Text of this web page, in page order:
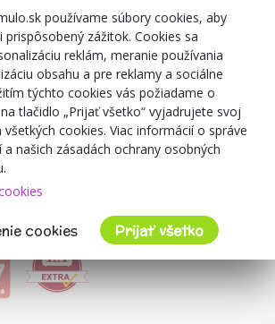
GDPR
používame súbory cookies, aby
prispôsobený zážitok. Cookies sa
reklám, meranie používania
obsahu a pre reklamy a sociálne
týchto cookies vás požiadame o
tlačidlo „Prijať všetko“ vyjadrujete svoj
všetkých cookies. Viac informácií o správe
a našich zásadách ochrany osobných
cookies Prijať všetko